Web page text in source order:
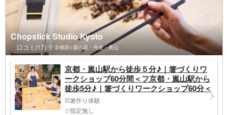
Chopstick Studio Kyoto
口コミ(17) 京都府>湯の花・丹波・美山
京都・嵐山駅から徒歩５分♪｜箸づくりワ
ークショップ60分間＜フ京都・嵐山駅から
徒歩5分♪｜箸づくりワークショップ60分＜
ファミリー・カップル・団体研修・修学旅
行におすすめ＞
箸作り体験
指定無し